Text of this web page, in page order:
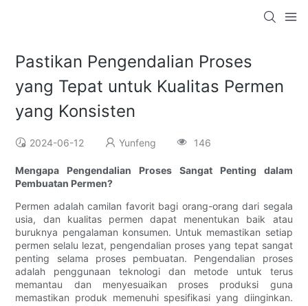
Pastikan Pengendalian Proses
yang Tepat untuk Kualitas Permen
yang Konsisten
2024-06-12 Yunfeng 146
Mengapa Pengendalian Proses Sangat Penting dalam
Pembuatan Permen?
Permen adalah camilan favorit bagi orang-orang dari segala
usia, dan kualitas permen dapat menentukan baik atau
buruknya pengalaman konsumen. Untuk memastikan setiap
permen selalu lezat, pengendalian proses yang tepat sangat
penting selama proses pembuatan. Pengendalian proses
adalah penggunaan teknologi dan metode untuk terus
memantau dan menyesuaikan proses produksi guna
memastikan produk memenuhi spesifikasi yang diinginkan.